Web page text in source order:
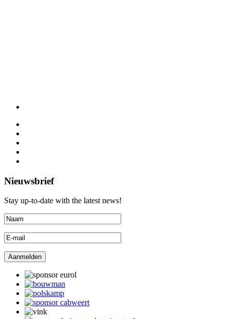
Nieuwsbrief
Stay up-to-date with the latest news!